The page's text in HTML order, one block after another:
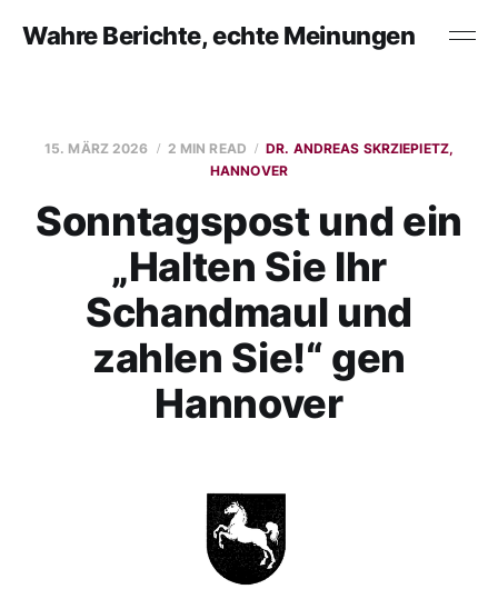
Wahre Berichte, echte Meinungen
15. MÄRZ 2026 2 MIN READ
DR. ANDREAS SKRZIEPIETZ,
HANNOVER
Sonntagspost und ein
„Halten Sie Ihr
Schandmaul und
zahlen Sie!“ gen
Hannover